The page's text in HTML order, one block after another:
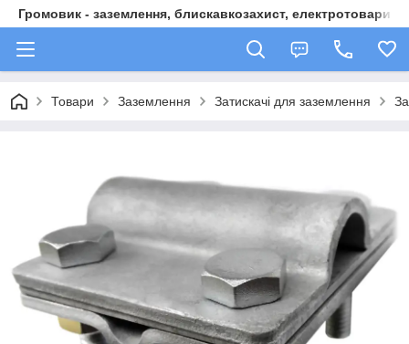
Громовик - заземлення, блискавкозахист, електротовари
Товари Заземлення Затискачі для заземлення